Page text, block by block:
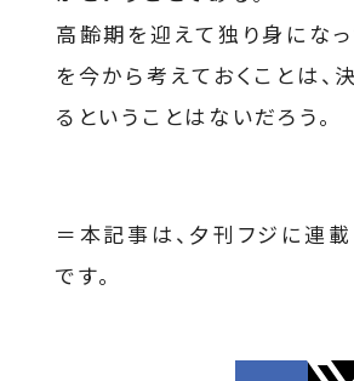
高齢期を迎えて独り身にな
を今から考えておくことは、
るということはないだろう。
＝本記事は、夕刊フジに連
です。